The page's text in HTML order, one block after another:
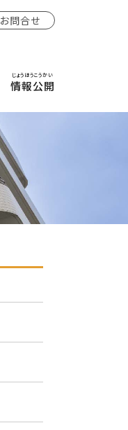
お問合せ
情報公開
じょうほうこうかい